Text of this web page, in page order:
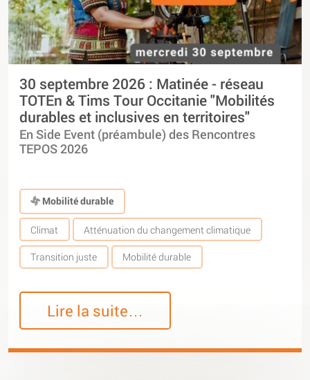
30 septembre 2026 : Matinée - réseau
TOTEn & Tims Tour Occitanie "Mobilités
durables et inclusives en territoires"
En Side Event (préambule) des Rencontres
TEPOS 2026
Mobilité durable
Climat Atténuation du changement climatique
Transition juste Mobilité durable
Lire la suite…